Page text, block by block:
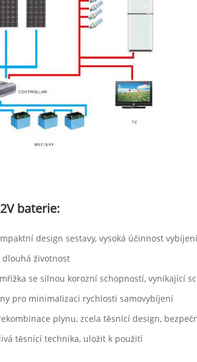
baterie:
design sestavy, vysoká účinnost vybíjení
dlouhá životnost
se silnou korozní schopností, vynikající
pro minimalizaci rychlosti samovybíjení
plynu, zcela těsnící design,
těsnící technika, uložit k použití